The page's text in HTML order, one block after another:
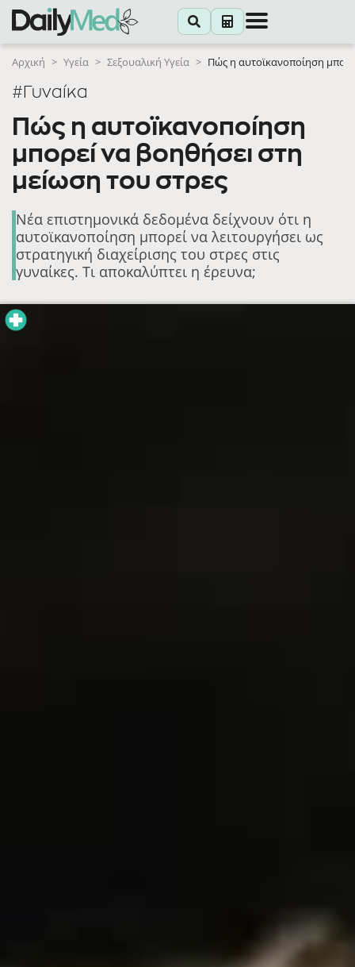
Αρχική > Υγεία > Σεξουαλική Υγεία > Πώς η αυτοϊκανοποίηση
#Γυναίκα
Πώς η αυτοϊκανοποίηση
μπορεί να βοηθήσει στη
μείωση του στρες
Νέα επιστημονικά δεδομένα δείχνουν ότι η
αυτοϊκανοποίηση μπορεί να λειτουργήσει ως
στρατηγική διαχείρισης του στρες στις
γυναίκες. Τι αποκαλύπτει η έρευνα;